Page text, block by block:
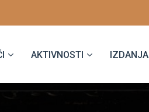
AKTIVNOSTI IZDANJA